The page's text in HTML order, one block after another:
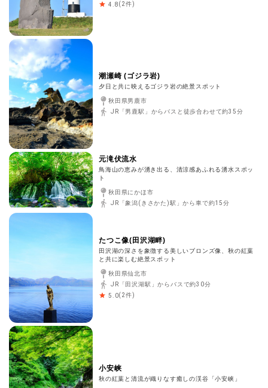
4.8( 2件)
潮瀬崎 (ゴジラ岩)
夕日と共に映えるゴジラ岩の絶景スポット
秋田県男鹿市
JR「男鹿駅」からバスと徒歩合わせて約35分
元滝伏流水
鳥海山の恵みが湧き出る、清涼感あふれる湧水スポッ
ト
秋田県にかほ市
JR「象潟(きさかた)駅」から車で約15分
たつこ像(田沢湖畔)
田沢湖の深さを象徴する美しいブロンズ像、秋の紅葉
と共に楽しむ絶景スポット
秋田県仙北市
JR「田沢湖駅」からバスで約30分
5.0( 2件)
小安峡
秋の紅葉と清流が織りなす癒しの渓谷「小安峡」